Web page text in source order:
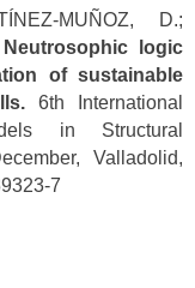
MUÑOZ, D.;
Neutrosophic logic
of sustainable
6th International
in Structural
Valladolid,
7